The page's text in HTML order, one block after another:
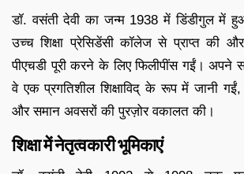
डॉ. वसंती देवी का जन्म 1938 में डिंडीगुल में
उच्च शिक्षा प्रेसिडेंसी कॉलेज से प्राप्त
पीएचडी पूरी करने के लिए फिलीपींस गईं। अपने
वे एक प्रगतिशील शिक्षाविद् के रूप में जानी गईं,
और समान अवसरों की पुरज़ोर वकालत की।
शिक्षा में नेतृत्वकारी भूमिकाएं